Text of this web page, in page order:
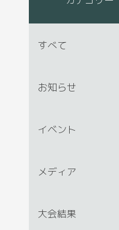
すべて
お知らせ
イベント
メディア
大会結果